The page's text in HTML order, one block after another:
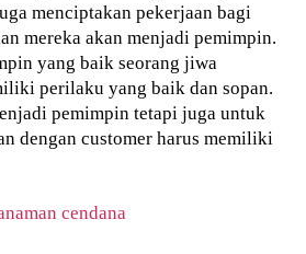
menciptakan pekerjaan bagi
mereka akan menjadi pemimpin.
yang baik seorang jiwa
perilaku yang baik dan sopan.
pemimpin tetapi juga untuk
dengan customer harus memiliki
cendana